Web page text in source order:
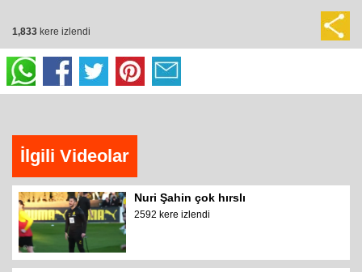
1,833 kere izlendi
İlgili Videolar
Nuri Şahin çok hırslı
2592 kere izlendi